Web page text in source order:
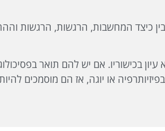
כיצד המחשבות, הרגשות, הרגשות
בכישוריו. אם יש להם תואר
או יוגה, אז הם מוסמכים